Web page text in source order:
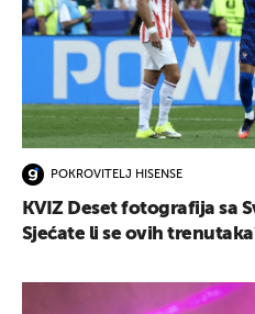
POKROVITELJ HISENSE
KVIZ Deset fotografija sa
Sjećate li se ovih